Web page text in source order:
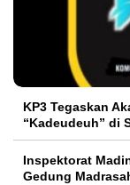
KP3 Tegaskan
“Kadeudeuh” di
Inspektorat
Gedung